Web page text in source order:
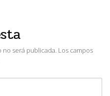
será publicada. Los campos